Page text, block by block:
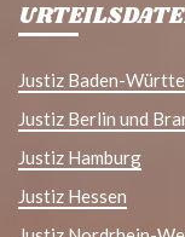
Justiz Baden-
Justiz Berlin und
Justiz Hamburg
Justiz Hessen